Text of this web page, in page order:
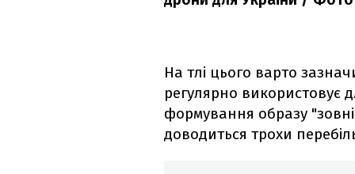
На тлі цього варто
регулярно використовує
формування образу
доводиться трохи